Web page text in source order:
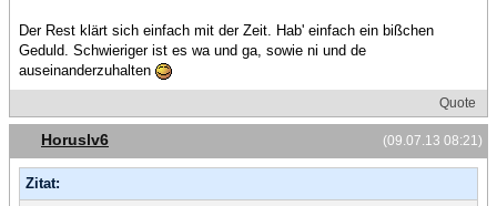
Der Rest klärt sich einfach mit der Zeit. Hab' einfach ein bißchen
Geduld. Schwieriger ist es wa und ga, sowie ni und de
auseinanderzuhalten
Quote
(09.07.13 08:21)
Horuslv6
Zitat: